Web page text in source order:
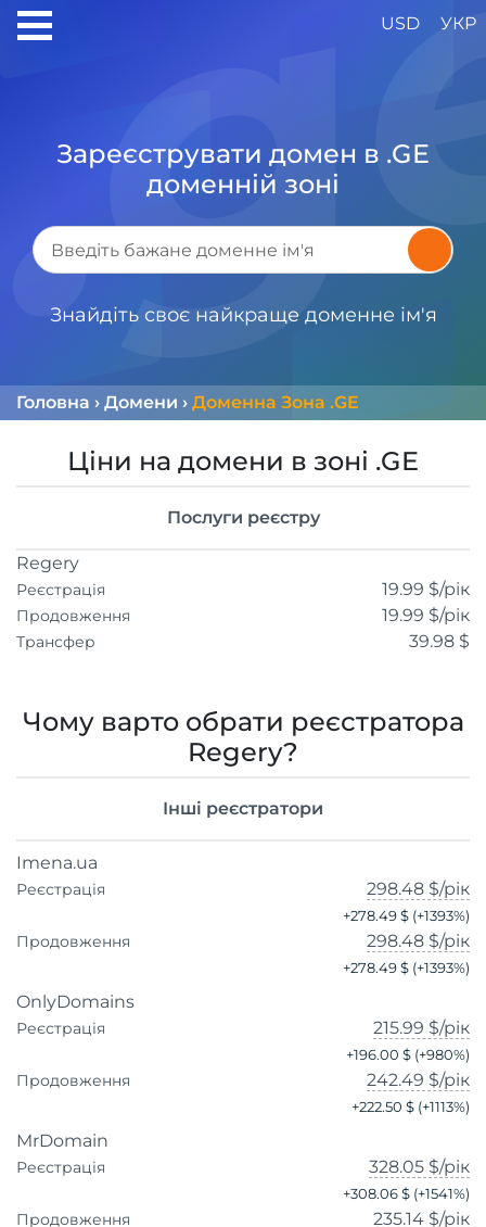
USD УКР
Зареєструвати домен в .GE
доменній зоні
Знайдіть своє найкраще доменне ім'я
Головна › Домени › Доменна Зона .GE
Ціни на домени в зоні .GE
Послуги реєстру
Regery
Реєстрація 19.99 $/рік
Продовження 19.99 $/рік
Трансфер 39.98 $
Чому варто обрати реєстратора
Regery?
Інші реєстратори
Imena.ua
Реєстрація 298.48 $/рік
+278.49 $ (+1393%)
Продовження 298.48 $/рік
+278.49 $ (+1393%)
OnlyDomains
Реєстрація 215.99 $/рік
+196.00 $ (+980%)
Продовження 242.49 $/рік
+222.50 $ (+1113%)
MrDomain
Реєстрація 328.05 $/рік
+308.06 $ (+1541%)
Продовження 235.14 $/рік